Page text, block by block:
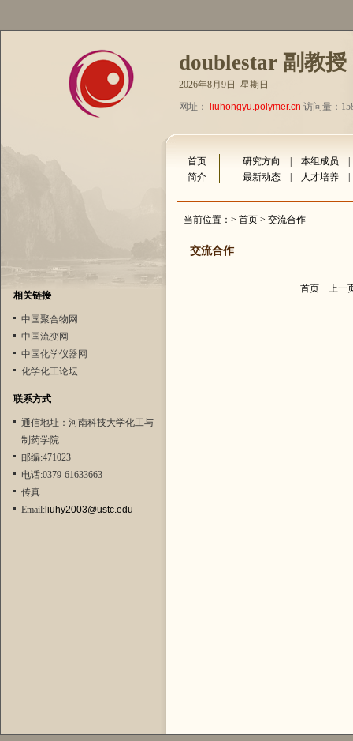
doublestar 副教授
2026年8月9日 星期日
网址：
liuhongyu.polymer.cn 访问量：
相关链接
中国聚合物网
中国流变网
中国化学仪器网
化学化工论坛
联系方式
通信地址：河南科技大学化工与
制药学院
邮编:471023
电话:0379-61633663
传真:
Email:liuhy2003@ustc.edu
首页 研究方向 本组成员
简介
最新动态 人才培养
当前位置：> 首页 > 交流合作
交流合作
首页 上一